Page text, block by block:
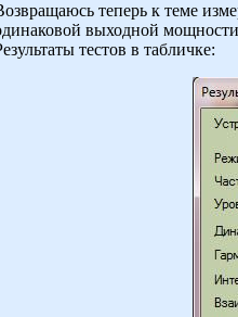
теперь к теме
выходной
тестов в табличке: